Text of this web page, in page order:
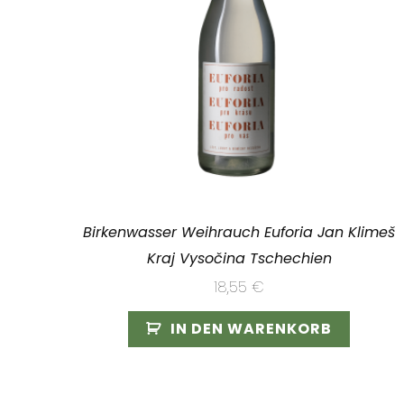
Birkenwasser Weihrauch Euforia Jan Klimeš
Kraj Vysočina Tschechien
18,55€
IN DEN WARENKORB